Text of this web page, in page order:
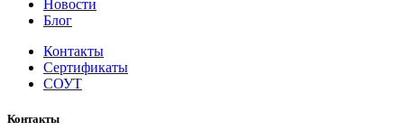
Новости
Блог
Контакты
Сертификаты
СОУТ
Контакты